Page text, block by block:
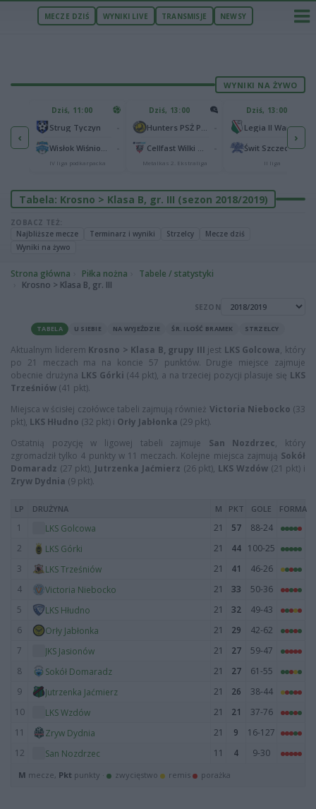
MECZE DZIŚ WYNIKI LIVE TRANSMISJE NEWSY
WYNIKI NA ŻYWO
‹
Podbeskidzie Bielsko-Biała2
2
Dziś, 11:00
Strug Tyczyn
IV liga podkarpacka
Dziś, 13:00
Metalkas 2. Ekstraliga
Dziś, 13:00
Legia II Warszawa
Świt Szczecin
II liga
›
Tabela: Krosno > Klasa B, gr. III (sezon 2018/2019)
ZOBACZ TEŻ:
Najbliższe mecze
Terminarz i wyniki Strzelcy
Mecze dziś
Wyniki na żywo
Strona główna Piłka nożna
Tabele / statystyki
Krosno > Klasa B, gr. III
SEZON
TABELA U SIEBIE NA WYJEŹDZIE ŚR. ILOŚĆ BRAMEK STRZELCY
Aktualnym liderem Krosno > Klasa B, grupy III jest LKS Golcowa, który
po 21 meczach ma na koncie 57 punktów. Drugie miejsce zajmuje
obecnie drużyna LKS Górki (44 pkt), a na trzeciej pozycji plasuje się LKS
Trześniów (41 pkt).
Miejsca w ścisłej czołówce tabeli zajmują również Victoria Niebocko (33
pkt), LKS Hłudno (32 pkt) i Orły Jabłonka (29 pkt).
Ostatnią pozycję w ligowej tabeli zajmuje San Nozdrzec, który
zgromadził tylko 4 punkty w 11 meczach. Kolejne miejsca zajmują Sokół
Domaradz (27 pkt), Jutrzenka Jaćmierz (26 pkt), LKS Wzdów(21 pkt) i
Zryw Dydnia (9 pkt).
LP DRUŻYNA M PKT GOLE FORMA
1 LKS Golcowa 21 57
88-24
2
LKS Górki 21 44
100-25
3
LKS Trześniów 21 41
46-26
4
Victoria Niebocko 21 33
50-36
5
LKS Hłudno 21 32
49-43
6
Orły Jabłonka 21 29
42-62
7
JKS Jasionów 21 27
59-47
8
Sokół Domaradz 21 27
61-55
9
Jutrzenka Jaćmierz 21 26
38-44
10
LKS Wzdów 21 21
37-76
11
Zryw Dydnia 21 9
16-127
12
San Nozdrzec 11 4 9-30
M mecze, Pkt punkty · zwycięstwo remis porażka